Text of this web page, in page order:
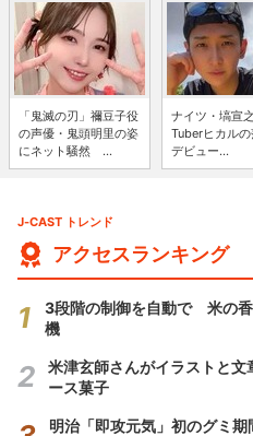
「鬼滅の刃」禰豆子役
の声優・鬼頭明里の姿
にネット騒然 ...
ナイツ・塙宣
Tuberヒカルの
デビュー...
J-CAST トレンド
アクセスランキング
3段階の制御を自動で 米の
機
米津玄師さんがイラストと
ース菓子
明治「即攻元気」初のグミ